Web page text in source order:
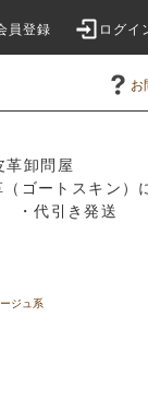
員登録 ログイ
お
革卸問屋
ゴートスキン）
・代引き発送
ジュ系